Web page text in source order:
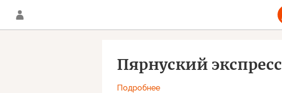
Пярнуский экспресс
Подробнее